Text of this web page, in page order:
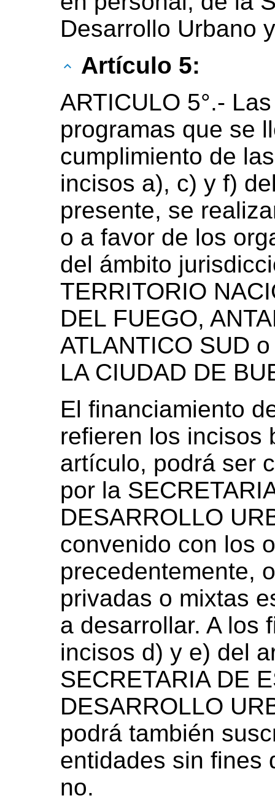
Desarrollo Urbano
Artículo 5:
ARTICULO 5°.-
programas que se
cumplimiento de
incisos a), c) y f)
presente, se
o a favor de los
del ámbito
TERRITORIO
DEL FUEGO,
ATLANTICO SUD
LA CIUDAD DE
El financiamiento
refieren los incisos
artículo, podrá ser
por la
DESARROLLO
convenido con los
precedentemente,
privadas o mixtas
a desarrollar. A los
incisos d) y e) del
SECRETARIA DE
DESARROLLO
podrá también
entidades sin fines
no.